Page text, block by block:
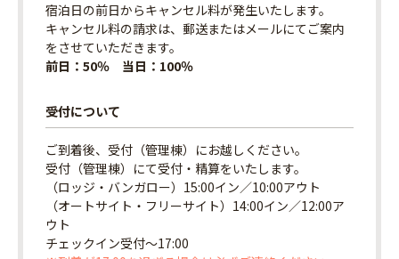
宿泊日の前日からキャンセル料が発生いたします。
キャンセル料の請求は、郵送またはメールにてご案内
をさせていただきます。
前日：50％ 当日：100％
受付について
ご到着後、受付（管理棟）にお越しください。
受付（管理棟）にて受付・精算をいたします。
（ロッジ・バンガロー）15:00イン／10:00アウト
（オートサイト・フリーサイト）14:00イン／12:00ア
ウト
チェックイン受付〜17:00